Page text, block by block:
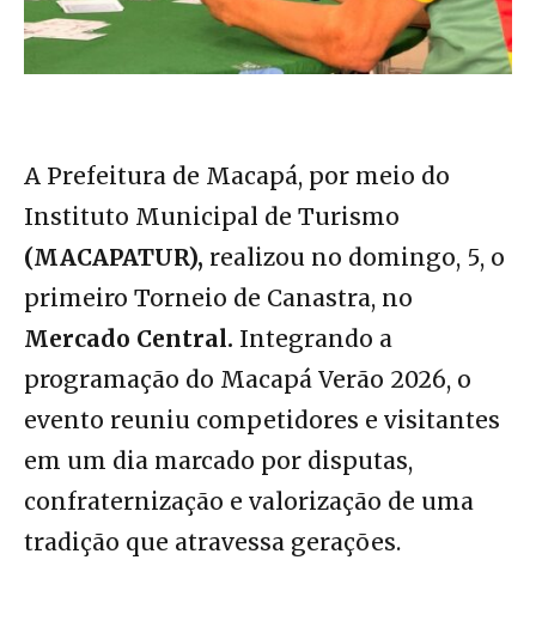
A Prefeitura de Macapá, por meio do
Instituto Municipal de Turismo
(MACAPATUR), realizou no domingo, 5, o
primeiro Torneio de Canastra, no
Mercado Central. Integrando a
programação do Macapá Verão 2026, o
evento reuniu competidores e visitantes
em um dia marcado por disputas,
confraternização e valorização de uma
tradição que atravessa gerações.